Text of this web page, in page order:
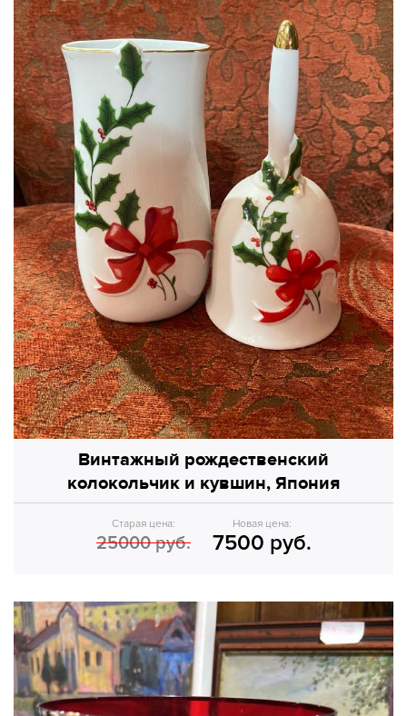
Винтажный рождественский
колокольчик и кувшин, Япония
Старая цена:
25000 руб.
Новая цена:
7500 руб.